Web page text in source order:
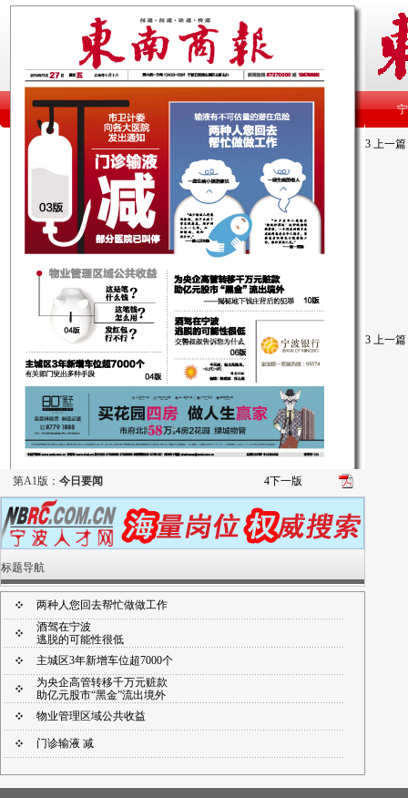
第A1版： 今日要闻 4下一版
标题导航
两种人您回去帮忙做做工作
酒驾在宁波
逃脱的可能性很低
主城区3年新增车位超7000个
为央企高管转移千万元赃款
助亿元股市“黑金”流出境外
物业管理区域公共收益
门诊输液 减
3 上一篇
3 上一篇